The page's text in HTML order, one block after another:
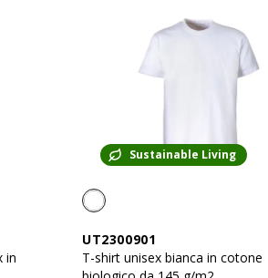
in
Sustainable Living
UT2300901
T-shirt unisex bianca in cotone